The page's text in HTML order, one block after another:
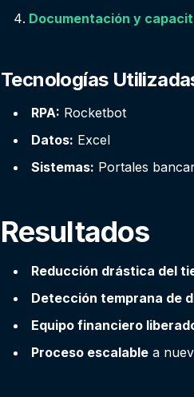
Documentación y
Tecnologías
RPA: Rocketbot
Datos: Excel
Sistemas: Portales
Resultados
Reducción drástica del
Detección temprana de
Equipo financiero
Proceso escalable a